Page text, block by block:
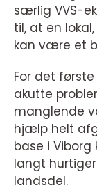
særlig VVS-
til, at en
kan være et
For det
akutte
manglende
hjælp helt
base i
langt
landsdel.